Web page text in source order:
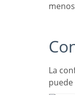
La configuración a continuación solo se